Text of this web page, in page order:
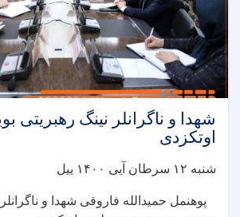
دیدن
نمود
شهدا و ناگرانلر نینگ رهبریتی
اوتکزدی
شنبه ۱۲ سرطان آیی ۱۴۰۰ ییل
پوهنمل حمیدالله فاروقی شهدا و